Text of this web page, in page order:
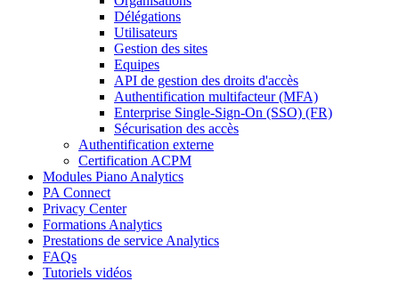
Délégations
Utilisateurs
Gestion des sites
Equipes
API de gestion des droits d'accès
Authentification multifacteur (MFA)
Enterprise Single-Sign-On (SSO) (FR)
Sécurisation des accès
Authentification externe
Certification ACPM
Modules Piano Analytics
PA Connect
Privacy Center
Formations Analytics
Prestations de service Analytics
FAQs
Tutoriels vidéos